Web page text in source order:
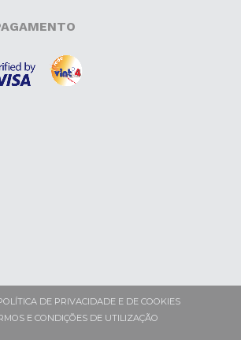
DE PRIVACIDADE E DE COOKIES
E CONDIÇÕES DE UTILIZAÇÃO